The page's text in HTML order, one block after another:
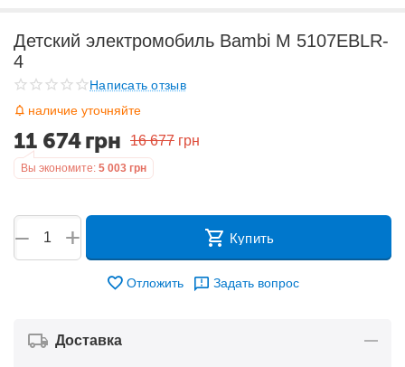
Детский электромобиль Bambi M 5107EBLR-
4
Написать отзыв
наличие уточняйте
16 677 грн
11 674грн
Вы экономите: 5 003 грн
+
− Купить
Отложить Задать вопрос
Доставка